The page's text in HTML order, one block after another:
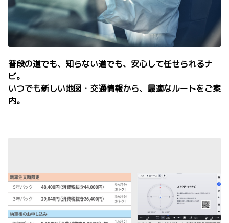
普段の道でも、知らない道でも、安心して任せられるナ
ビ。
いつでも新しい地図・交通情報から、最適なルートをご案
内。